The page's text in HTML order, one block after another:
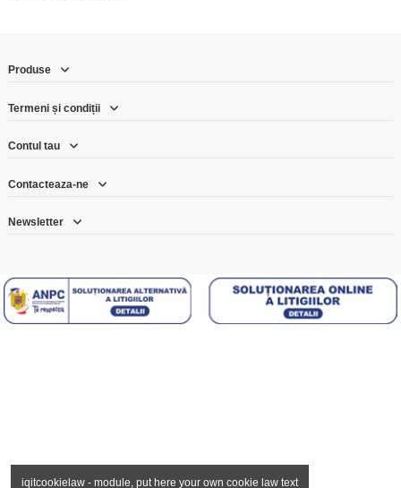
Produse
Termeni și condiții
Contul tau
Contacteaza-ne
Newsletter
iqitcookielaw - module, put here your own cookie law text